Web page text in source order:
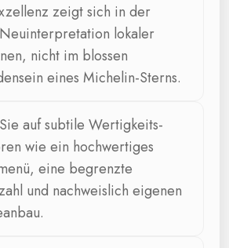
zeigt sich in der
lokaler
nicht im blossen
eines Michelin-Sterns.
auf subtile Wertigkeits-
wie ein hochwertiges
eine begrenzte
und nachweislich eigenen